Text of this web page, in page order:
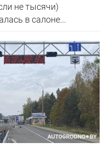
не тысячи)
в салоне...